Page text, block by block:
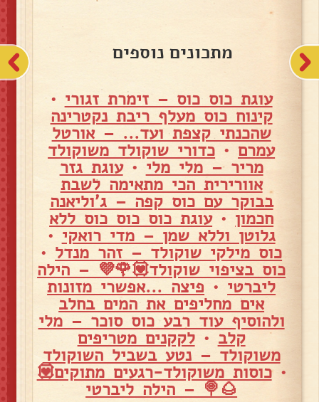
מתכונים נוספים
עוגת כוס כוס – זימרת זגורי •
קינוח כוס מעלף ריבת נקטרינה
שהכנתי קצפת ועד... – אורטל
עמרם • כדורי שוקולד משוקולד
מריר – מלי מלי •עוגת גזר
אוורירית הכי מתאימה לשבת
בבוקר עם כוס קפה – ג'וליאנה
חכמון •עוגת כוס כוס כוס ללא
גלוטן וללא שמן – מדי רואקי •
כוס מילקי שוקולד – זהר מנדל •
כוס בציפוי שוקולד💟🌹💜 – הילה
ליברטי • פיצה ...אפשרי מזונות
אים מחליפים את המים בחלב
ולהוסיף עוד רבע כוס סוכר – מלי
קלב •לקקנים מטריפים
משוקולד – נטע בשביל השוקולד
•כוסות משוקולד-רגעים מתוקים💟
🌰🍭 – הילה ליברטי